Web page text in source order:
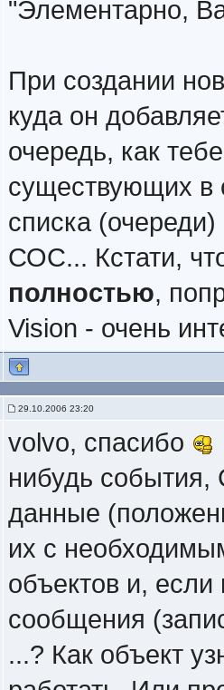
"Элементарно,
При создании
куда он
очередь, как
существующих в
списка
СОС... Кстати,
полностью,
Vision - очень
29.10.2006 23:20
volvo, спасибо
нибудь
данные
их с
объектов и,
сообщения
...? Как объект